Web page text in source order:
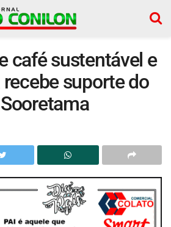
café sustentável e
suporte do